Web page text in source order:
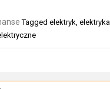
Taggedelektryk,elektryka